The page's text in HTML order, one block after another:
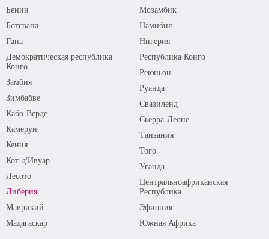
Бенин
Ботсвана
Гана
Демократическая республика
Конго
Замбия
Зимбабве
Кабо-Верде
Камерун
Кения
Кот-д'Ивуар
Лесото
Либерия
Маврикий
Мадагаскар
Мозамбик
Намибия
Нигерия
Республика Конго
Реюньон
Руанда
Свазиленд
Сьерра-Леоне
Танзания
Того
Уганда
Центральноафриканская
Республика
Эфиопия
Южная Африка